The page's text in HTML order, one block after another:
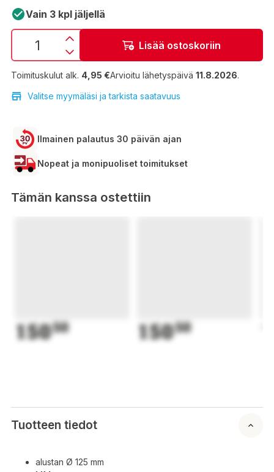
Vain 3 kpl jäljellä
Lisää ostoskoriin
Toimituskulut alk. 4,95 €Arvioitu lähetyspäivä 11.8.2026.
Valitse myymäläsi ja tarkista saatavuus
Ilmainen palautus 30 päivän ajan
Nopeat ja monipuoliset toimitukset
Tämän kanssa ostettiin
15050 15050
Tuotteen tiedot
alustan Ø 125 mm